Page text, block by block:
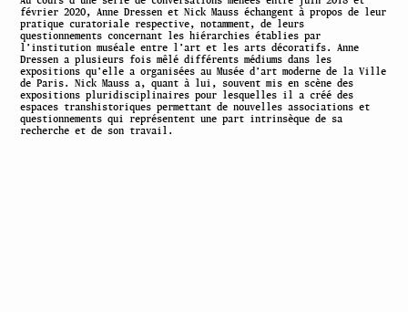
février 2020, Anne Dressen et Nick Mauss échangent à propos de leur
pratique curatoriale respective, notamment, de leurs
questionnements concernant les hiérarchies établies par
l’institution muséale entre l’art et les arts décoratifs. Anne
Dressen a plusieurs fois mêlé différents médiums dans les
expositions qu’elle a organisées au Musée d’art moderne de la Ville
de Paris. Nick Mauss a, quant à lui, souvent mis en scène des
expositions pluridisciplinaires pour lesquelles il a créé des
espaces transhistoriques permettant de nouvelles associations et
questionnements qui représentent une part intrinsèque de sa
recherche et de son travail.